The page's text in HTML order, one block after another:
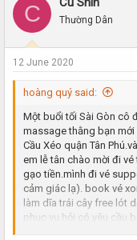
này nhiều ktv nên k
chuẩn(khoảng
ôm ngay em vào lòng.
tắm cho mình. sau đó
sau.em nó vui vẻ đồng
tay trợ giúp để tìm cảm
nhỏ của mình thì được
bi, lúc ngậm nước ấm
đi vé này lâu ra và kích
trong sung sướng.trong
sẻ địa chỉ. bạn nào
C Thường Dân
12 June 2020
hoàng quý said:
Một buổi tối Sài Gòn cô
massage thằng bạn
Cầu Xéo quận Tân
em lễ tân chào mời đi
gạo tiền.mình đi vé
cảm giác lạ). book vé
làm dĩa trái cây free lót
phục vụ hỏi có yêu cầu
02(được thằng bạn giới